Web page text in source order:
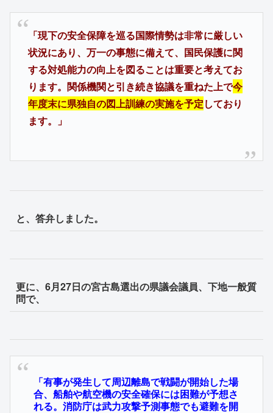
「現下の安全保障を巡る国際情勢は非常に厳しい
状況にあり、万一の事態に備えて、国民保護に関
する対処能力の向上を図ることは重要と考えてお
ります。関係機関と引き続き協議を重ねた上で今
年度末に県独自の図上訓練の実施を予定しており
ます。」
と、答弁しました。
更に、6月27日の宮古島選出の県議会議員、下地一般質
問で、
「有事が発生して周辺離島で戦闘が開始した場
合、船舶や航空機の安全確保には困難が予想さ
れる。消防庁は武力攻撃予測事態でも避難を開